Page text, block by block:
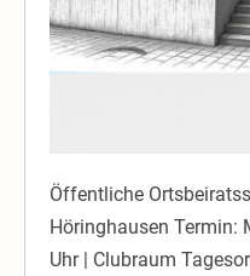
Öffentliche
Höringhausen Termin:
Uhr | Clubraum